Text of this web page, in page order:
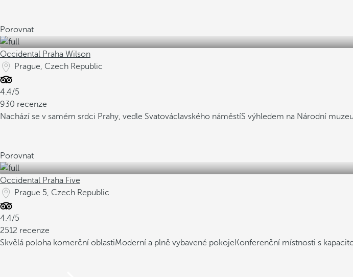
Porovnat
Occidental Praha Wilson
Prague, Czech Republic
4.4/5
930 recenze
Nachází se v samém srdci Prahy, vedle Svatováclavského náměstíS výhledem na Národní
Porovnat
Occidental Praha Five
Prague 5, Czech Republic
4.4/5
2512 recenze
Skvělá poloha komerční oblastiModerní a plně vybavené pokojeKonferenční místnosti s